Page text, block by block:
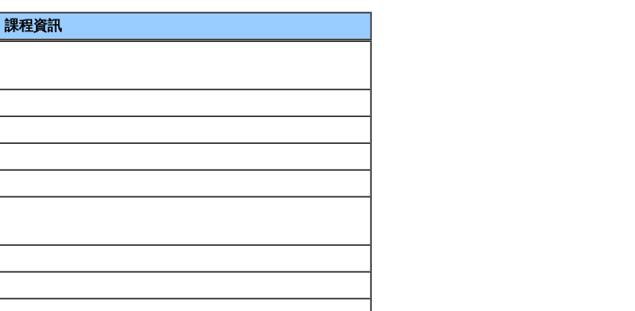
課程資訊